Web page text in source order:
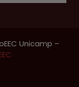
Unicamp –